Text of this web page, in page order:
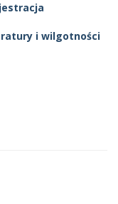
i wilgotności